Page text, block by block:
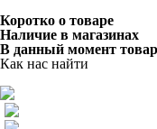
Коротко о товаре
Наличие в магазинах
В данный момент
Как нас найти